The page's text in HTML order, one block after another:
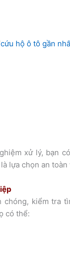
cứu hộ ô tô gần
xử lý, bạn
là lựa chọn an
kiểm tra
có thể: